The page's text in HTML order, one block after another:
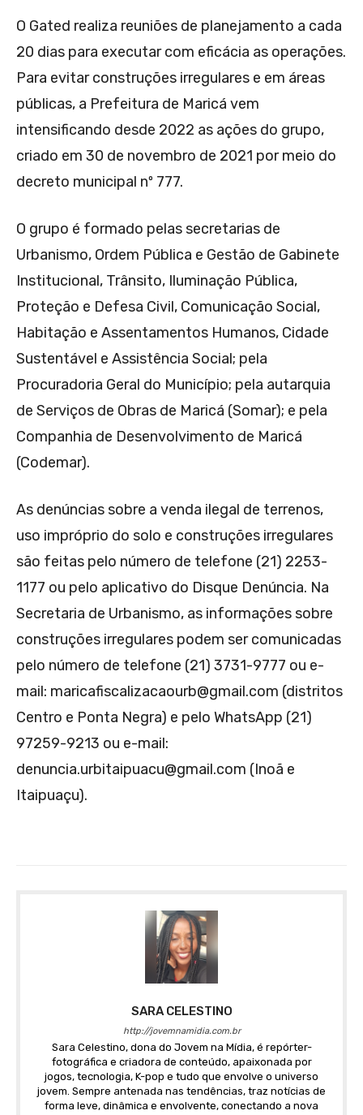
O Gated realiza reuniões de planejamento a cada
20 dias para executar com eficácia as operações.
Para evitar construções irregulares e em áreas
públicas, a Prefeitura de Maricá vem
intensificando desde 2022 as ações do grupo,
criado em 30 de novembro de 2021 por meio do
decreto municipal nº 777.
O grupo é formado pelas secretarias de
Urbanismo, Ordem Pública e Gestão de Gabinete
Institucional, Trânsito, Iluminação Pública,
Proteção e Defesa Civil, Comunicação Social,
Habitação e Assentamentos Humanos, Cidade
Sustentável e Assistência Social; pela
Procuradoria Geral do Município; pela autarquia
de Serviços de Obras de Maricá (Somar); e pela
Companhia de Desenvolvimento de Maricá
(Codemar).
As denúncias sobre a venda ilegal de terrenos,
uso impróprio do solo e construções irregulares
são feitas pelo número de telefone (21) 2253-
1177 ou pelo aplicativo do Disque Denúncia. Na
Secretaria de Urbanismo, as informações sobre
construções irregulares podem ser comunicadas
pelo número de telefone (21) 3731-9777 ou e-
mail: maricafiscalizacaourb@gmail.com (distritos
Centro e Ponta Negra) e pelo WhatsApp (21)
97259-9213 ou e-mail:
denuncia.urbitaipuacu@gmail.com (Inoã e
Itaipuaçu).
SARA CELESTINO
http://jovemnamidia.com.br
Sara Celestino, dona do Jovem na Mídia, é repórter-
fotográfica e criadora de conteúdo, apaixonada por
jogos, tecnologia, K-pop e tudo que envolve o universo
jovem. Sempre antenada nas tendências, traz notícias de
forma leve, dinâmica e envolvente, conectando a nova